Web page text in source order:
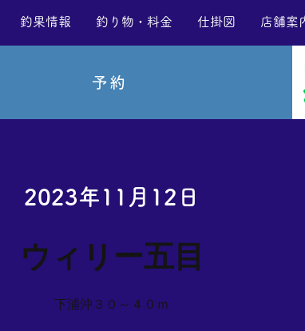
釣果情報 釣り物・料金 仕掛図 店舗案
予約
2023年11月12日
ウィリー五目
下浦沖３０～４０ｍ